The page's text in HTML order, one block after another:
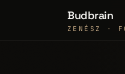
Budbrain
ZENÉSZ ·